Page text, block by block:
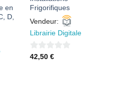
en
D,
Frigorifiques
Vendeur:
Librairie Digitale
0
42,50 €